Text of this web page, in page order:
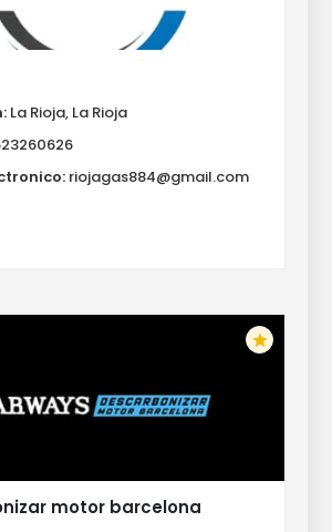
La Rioja, La Rioja
riojagas884@gmail.com
motor barcelona
star